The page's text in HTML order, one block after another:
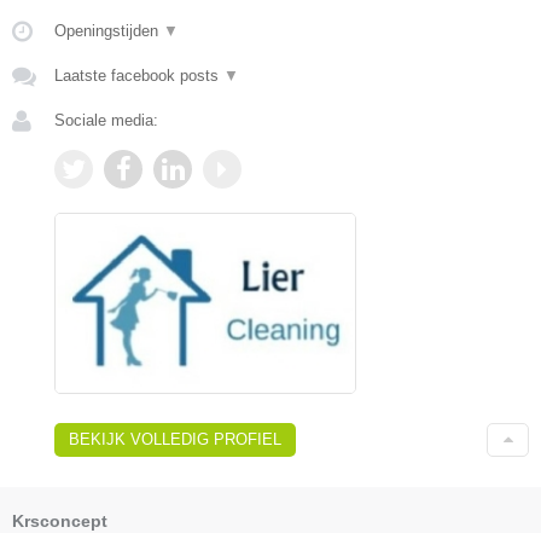
Openingstijden ▼
Laatste facebook posts ▼
Sociale media:
BEKIJK VOLLEDIG PROFIEL
Krsconcept